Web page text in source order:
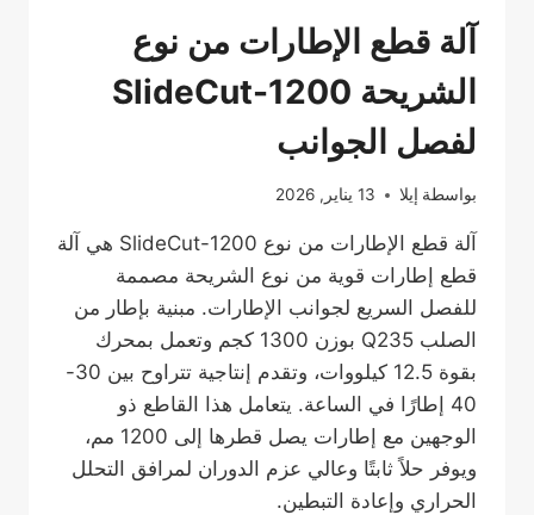
آلة قطع الإطارات من نوع
الشريحة SlideCut-1200
لفصل الجوانب
بواسطة إيلا 13 يناير, 2026
آلة قطع الإطارات من نوع SlideCut-1200 هي آلة
قطع إطارات قوية من نوع الشريحة مصممة
للفصل السريع لجوانب الإطارات. مبنية بإطار من
الصلب Q235 بوزن 1300 كجم وتعمل بمحرك
بقوة 12.5 كيلووات، وتقدم إنتاجية تتراوح بين 30-
40 إطارًا في الساعة. يتعامل هذا القاطع ذو
الوجهين مع إطارات يصل قطرها إلى 1200 مم،
ويوفر حلاً ثابتًا وعالي عزم الدوران لمرافق التحلل
الحراري وإعادة التبطين.